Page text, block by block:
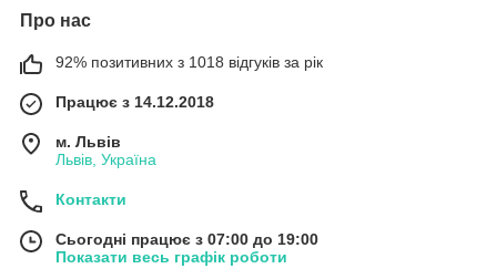
Про нас
92% позитивних з 1018 відгуків за рік
Працює з 14.12.2018
м. Львів
Львів, Україна
Контакти
Сьогодні працює з 07:00 до 19:00
Показати весь графік роботи